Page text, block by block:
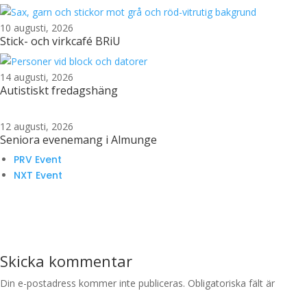
10 augusti, 2026
Stick- och virkcafé BRiU
14 augusti, 2026
Autistiskt fredagshäng
12 augusti, 2026
Seniora evenemang i Almunge
PRV Event
NXT Event
Skicka kommentar
Din e-postadress kommer inte publiceras. Obligatoriska fält är